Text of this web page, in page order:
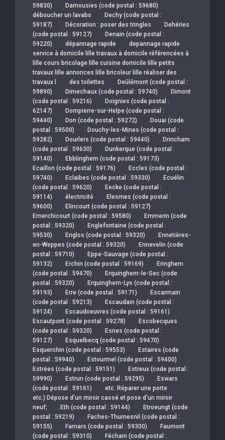
59830)
, Damousies (code postal : 59680) ,
déboucher un lavabo , Dechy (code postal :
59187)
, Décoration : poser des tringles , Dehéries
(code postal : 59127)
, Denain (code postal :
59220)
, dépannage rapide , depannage rapide
service à domicile lille travaux à domicile référencées à
lille cours bricolage lille cuisine domicile lille petits
travaux lille annonces lille bricoleur lille réaliser des
travaux l
, des toilettes , Deûlémont (code postal :
59890)
, Dimechaux (code postal : 59740) , Dimont
(code postal : 59216)
, Doignies (code postal :
62147)
, Dompierre-sur-Helpe (code postal :
59440)
, Don (code postal : 59272) , Douai (code
postal : 59500)
, Douchy-les-Mines (code postal :
59282)
, Dourlers (code postal : 59440) , Drincham
(code postal : 59630)
, Dunkerque (code postal :
59140)
, Ebblinghem (code postal : 59173) ,
Ecaillon (code postal : 59176) , Eccles (code postal :
59740)
, Eclaibes (code postal : 59330) , Ecuélin
(code postal : 59620)
, Eecke (code postal :
59114)
, électricité , Elesmes (code postal :
59600)
, Elincourt (code postal : 59127) ,
Emerchicourt (code postal : 59580) , Emmerin (code
postal : 59320)
, Englefontaine (code postal :
59530)
, Englos (code postal : 59320) , Ennetières-
en-Weppes (code postal : 59320)
, Ennevelin (code
postal : 59710)
, Eppe-Sauvage (code postal :
59132)
, Erchin (code postal : 59169) , Eringhem
(code postal : 59470)
, Erquinghem-le-Sec (code
postal : 59320)
, Erquinghem-Lys (code postal :
59193)
, Erre (code postal : 59171) , Escarmain
(code postal : 59213)
, Escaudain (code postal :
59124)
, Escaudoeuvres (code postal : 59161) ,
Escautpont (code postal : 59278) , Escobecques
(code postal : 59320)
, Esnes (code postal :
59127)
, Esquelbecq (code postal : 59470) ,
Esquerchin (code postal : 59553) , Estaires (code
postal : 59940)
, Estourmel (code postal : 59400) ,
Estrées (code postal : 59151) , Estreux (code postal :
59990)
, Estrun (code postal : 59295) , Eswars
(code postal : 59161)
, etc. Réparer une porte ,
etc.) Dépose d'un miroir cassé et pose d'un miroir
neuf;
, Eth (code postal : 59144) , Etroeungt (code
postal : 59219)
, Faches-Thumesnil (code postal :
59155)
, Famars (code postal : 59300) , Faumont
(code postal : 59310)
, Féchain (code postal :